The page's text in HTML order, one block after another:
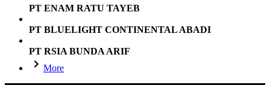
PT ENAM RATU TAYEB
PT BLUELIGHT CONTINENTAL ABADI
PT RSIA BUNDA ARIF
More